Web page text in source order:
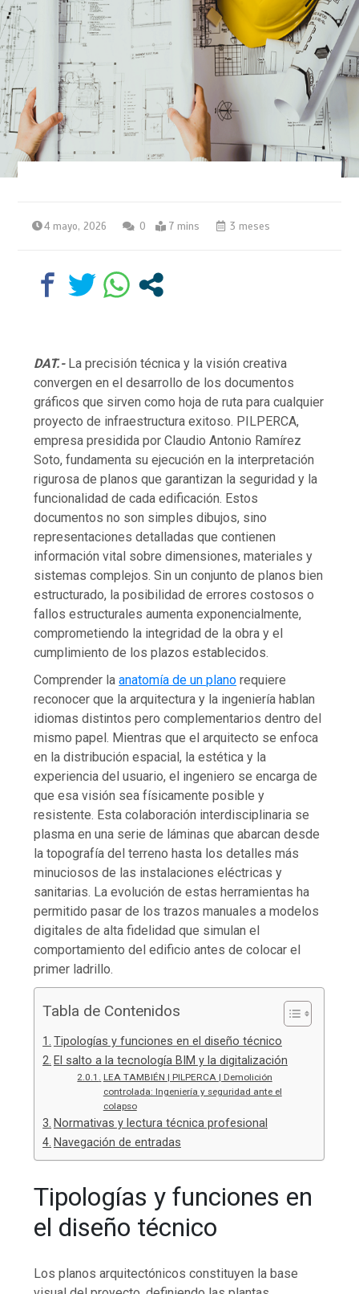
4 mayo, 2026 0 7 mins 3 meses
DAT.-La precisión técnica y la visión creativa
convergen en el desarrollo de los documentos
gráficos que sirven como hoja de ruta para cualquier
proyecto de infraestructura exitoso. PILPERCA,
empresa presidida por Claudio Antonio Ramírez
Soto, fundamenta su ejecución en la interpretación
rigurosa de planos que garantizan la seguridad y la
funcionalidad de cada edificación. Estos
documentos no son simples dibujos, sino
representaciones detalladas que contienen
información vital sobre dimensiones, materiales y
sistemas complejos. Sin un conjunto de planos bien
estructurado, la posibilidad de errores costosos o
fallos estructurales aumenta exponencialmente,
comprometiendo la integridad de la obra y el
cumplimiento de los plazos establecidos.
Comprender laanatomía de un plano requiere
reconocer que la arquitectura y la ingeniería hablan
idiomas distintos pero complementarios dentro del
mismo papel. Mientras que el arquitecto se enfoca
en la distribución espacial, la estética y la
experiencia del usuario, el ingeniero se encarga de
que esa visión sea físicamente posible y
resistente. Esta colaboración interdisciplinaria se
plasma en una serie de láminas que abarcan desde
la topografía del terreno hasta los detalles más
minuciosos de las instalaciones eléctricas y
sanitarias. La evolución de estas herramientas ha
permitido pasar de los trazos manuales a modelos
digitales de alta fidelidad que simulan el
comportamiento del edificio antes de colocar el
primer ladrillo.
Tabla de Contenidos
Tipologías y funciones en el diseño técnico
El salto a la tecnología BIM y la digitalización
LEA TAMBIÉN | PILPERCA | Demolición
controlada: Ingeniería y seguridad ante el
colapso
Normativas y lectura técnica profesional
Navegación de entradas
Tipologías y funciones en
el diseño técnico
Los planos arquitectónicos constituyen la base